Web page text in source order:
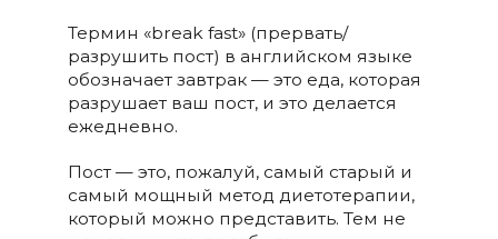
Термин «break fast» (прервать/
разрушить пост) в английском языке
обозначает завтрак — это еда, которая
разрушает ваш пост, и это делается
ежедневно.
Пост — это, пожалуй, самый старый и
самый мощный метод диетотерапии,
который можно представить. Тем не